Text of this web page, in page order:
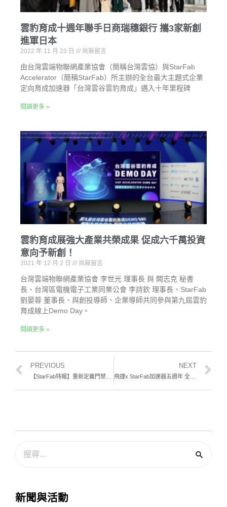
新聞與活動
雲豹育成十週年聯手日商瑞穗銀行 攜3家新創
進軍日本
2022 年 11 月 23 日 尚無留言
由台灣雲端物聯網產業協會（簡稱台灣雲協）與StarFab
Accelerator（簡稱StarFab）所主辦的全台最大主題式企業
定向育成加速器「台灣雲谷雲豹育成」邁入十年里程碑
閱讀更多 »
雲豹育成展強大產業共榮成果 促成六千萬投資
意向予新創！
2021 年 12 月 2 日 尚無留言
台灣雲端物聯網產業協會 李世光 理事長 與 闕志克 秘書
長、台灣區電機電子工業同業公會 李詩欽 理事長、StarFab
劉晏蓉 董事長、與創投導師、企業導師共同參與第九屆雲豹
育成線上Demo Day。
閱讀更多 »
PREVIOUS NEXT
飛捷x StarFab加速器五週年 全球POS大廠飛捷科技領新創翱翔科技藍海